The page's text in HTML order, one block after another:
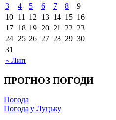
« Лип
3
4 5 6 7 8
9
10 11 12 13 14 15 16
17 18 19 20 21 22 23
24 25 26 27 28 29 30
31
ПРОГНОЗ ПОГОДИ
Погода
Погода у Луцьку